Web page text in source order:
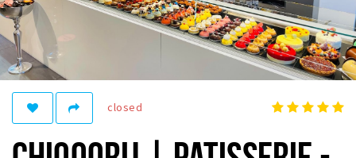
Slapen
Recreatief
Winkels
Winkelgebiedenclosed